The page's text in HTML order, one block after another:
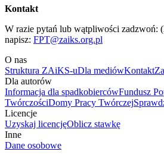
Kontakt
W razie pytań lub wątpliwości zadzwoń:
napisz: FPT@zaiks.org.pl
O nas
Struktura ZAiKS-uDla mediówKontakt
Dla autorów
Informacja dla spadkobiercówFundusz
TwórczościDomy Pracy Twórczej
Licencje
Uzyskaj licencjęOblicz stawkę
Inne
Dane osobowe